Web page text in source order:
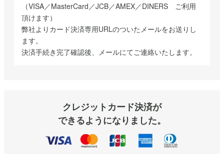
（VISA／MasterCard／JCB／AMEX／DINERS ご利用
頂けます）
弊社よりカード決済専用URLのついたメールをお送りし
ます。
決済手続き完了確認後、メールにてご連絡いたします。
クレジットカード決済が
できるようになりました。